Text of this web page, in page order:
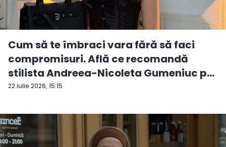
22 iulie 2026, 15:15
Cum să te îmbraci vara fără să faci
compromisuri. Află ce recomandă
stilista Andreea-Nicoleta Gumeniuc p...